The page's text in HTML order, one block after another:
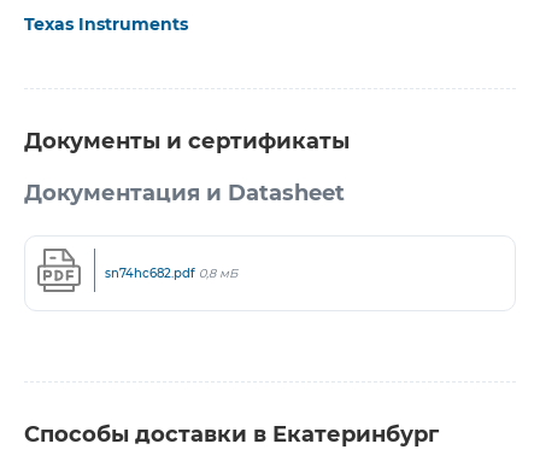
Texas Instruments
Документы и сертификаты
Документация и Datasheet
sn74hc682.pdf 0,8 мБ
Способы доставки в Екатеринбург